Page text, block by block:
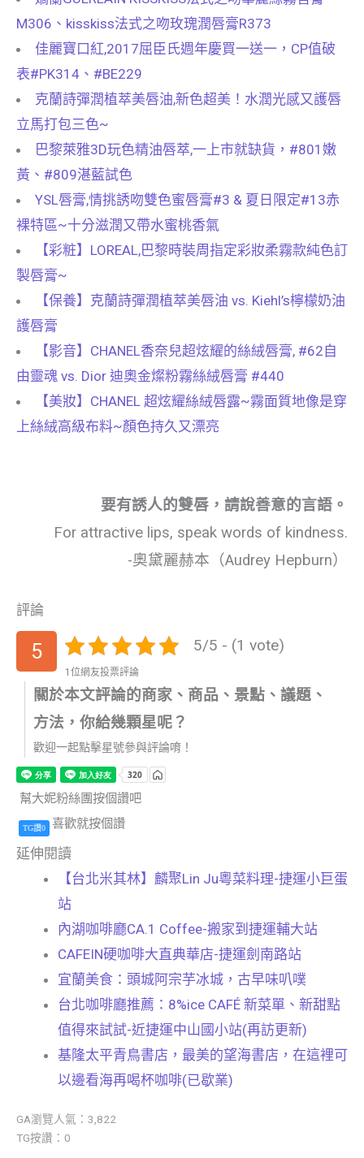
M306、kisskiss法式之吻玫瑰潤唇膏R373
佳麗寶口紅,2017屈臣氏週年慶買一送一，CP值破
表#PK314、#BE229
克蘭詩彈潤植萃美唇油,新色超美！水潤光感又護唇
立馬打包三色~
巴黎萊雅3D玩色精油唇萃,一上市就缺貨，#801嫩
黃、#809湛藍試色
YSL唇膏,情挑誘吻雙色蜜唇膏#3 & 夏日限定#13赤
裸特區~十分滋潤又帶水蜜桃香氣
【彩粧】LOREAL,巴黎時裝周指定彩妝柔霧款純色訂
製唇膏~
【保養】克蘭詩彈潤植萃美唇油 vs. Kiehl’s檸檬奶油
護唇膏
【影音】CHANEL香奈兒超炫耀的絲絨唇膏, #62自
由靈魂 vs. Dior 迪奧金燦粉霧絲絨唇膏 #440
【美妝】CHANEL 超炫耀絲絨唇露~霧面質地像是穿
上絲絨高級布料~顏色持久又漂亮
要有誘人的雙唇，請說善意的言語。
For attractive lips, speak words of kindness.
-奧黛麗赫本（Audrey Hepburn）
評論
5 5/5 - (1 vote)
1位網友投票評論
關於本文評論的商家、商品、景點、議題、
方法，你給幾顆星呢？
歡迎一起點擊星號參與評論唷！
幫大妮粉絲團按個讚吧
TG讚0 喜歡就按個讚
延伸閱讀
【台北米其林】麟聚Lin Ju粵菜料理-捷運小巨蛋
站
內湖咖啡廳CA.1 Coffee-搬家到捷運輔大站
CAFEIN硬咖啡大直典華店-捷運劍南路站
宜蘭美食：頭城阿宗芋冰城，古早味叭噗
台北咖啡廳推薦：8%ice CAFÉ 新菜單、新甜點
值得來試試-近捷運中山國小站(再訪更新)
基隆太平青鳥書店，最美的望海書店，在這裡可
以邊看海再喝杯咖啡(已歇業)
GA瀏覽人氣：3,822
TG按讚：0